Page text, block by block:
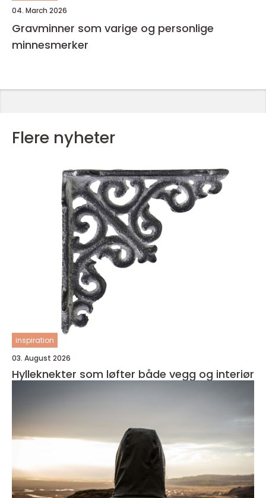
04. March 2026
Gravminner som varige og personlige
minnesmerker
Flere nyheter
inspiration
03. August 2026
Hylleknekter som løfter både vegg og interiør